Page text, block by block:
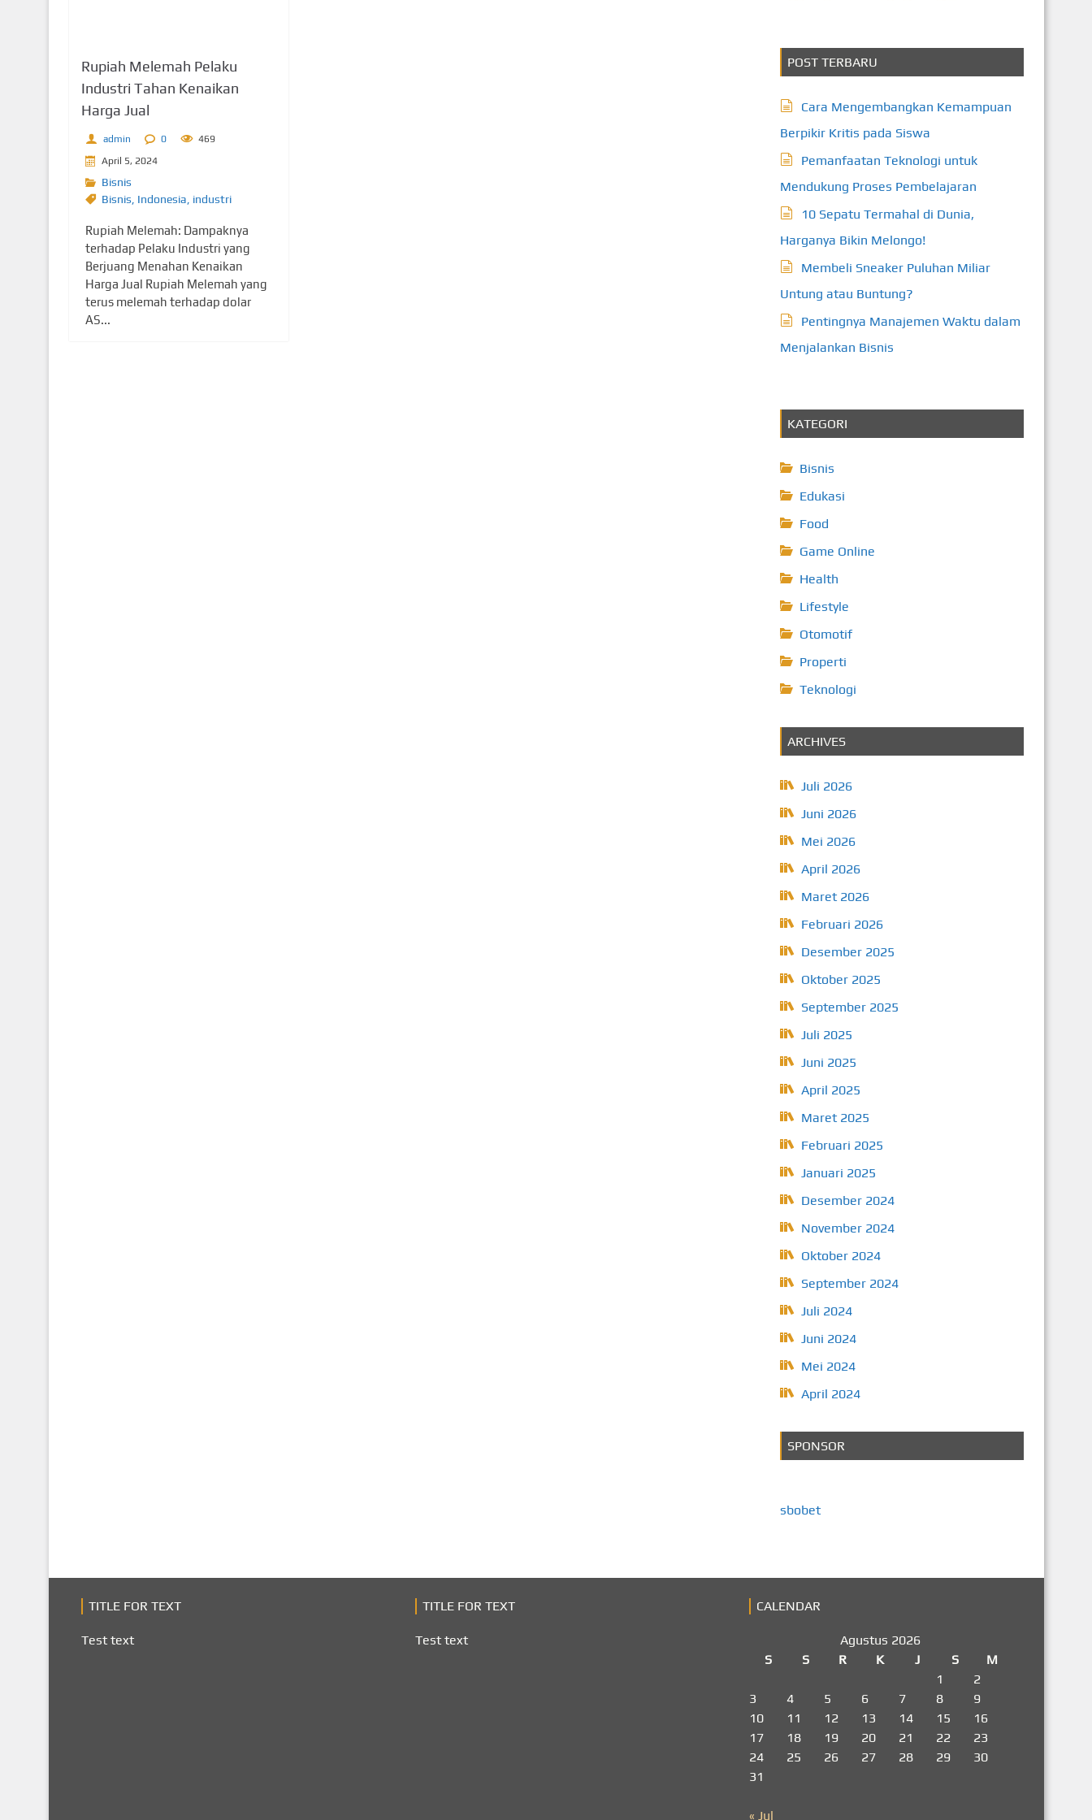
Rupiah Melemah Pelaku
Industri Tahan Kenaikan
Harga Jual
admin 0
469
April 5, 2024
Bisnis
Bisnis Indonesia industri
Rupiah Melemah: Dampaknya
terhadap Pelaku Industri yang
Berjuang Menahan Kenaikan
Harga Jual Rupiah Melemah yang
terus melemah terhadap dolar
AS...
POST TERBARU
Cara Mengembangkan Kemampuan
Berpikir Kritis pada Siswa
Pemanfaatan Teknologi untuk
Mendukung Proses Pembelajaran
10 Sepatu Termahal di Dunia,
Harganya Bikin Melongo!
Membeli Sneaker Puluhan Miliar
Untung atau Buntung?
Pentingnya Manajemen Waktu dalam
Menjalankan Bisnis
KATEGORI
Bisnis
Edukasi
Food
Game Online
Health
Lifestyle
Otomotif
Properti
Teknologi
ARCHIVES
Juli 2026
Juni 2026
Mei 2026
April 2026
Maret 2026
Februari 2026
Desember 2025
Oktober 2025
September 2025
Juli 2025
Juni 2025
April 2025
Maret 2025
Februari 2025
Januari 2025
Desember 2024
November 2024
Oktober 2024
September 2024
Juli 2024
Juni 2024
Mei 2024
April 2024
SPONSOR
sbobet
TITLE FOR TEXT
Test text
TITLE FOR TEXT
Test text
CALENDAR
Agustus 2026
S
S R K J S
M
1
2
3
4 5 6 7 8
9
10
11 12 13 14 15
16
17
18 19 20 21 22
23
24
25 26 27 28 29
30
31
« Jul